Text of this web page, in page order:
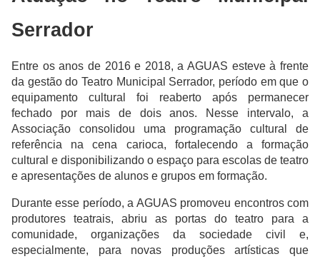
Serrador
Entre os anos de 2016 e 2018, a AGUAS esteve à frente
da gestão do Teatro Municipal Serrador, período em que o
equipamento cultural foi reaberto após permanecer
fechado por mais de dois anos. Nesse intervalo, a
Associação consolidou uma programação cultural de
referência na cena carioca, fortalecendo a formação
cultural e disponibilizando o espaço para escolas de teatro
e apresentações de alunos e grupos em formação.
Durante esse período, a AGUAS promoveu encontros com
produtores teatrais, abriu as portas do teatro para a
comunidade, organizações da sociedade civil e,
especialmente, para novas produções artísticas que